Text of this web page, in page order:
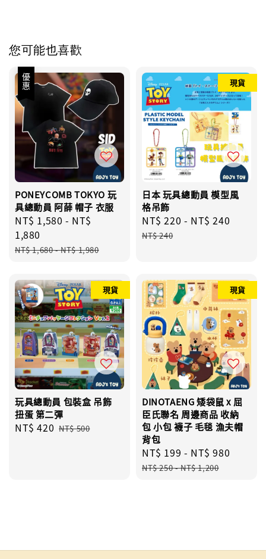
您可能也喜歡
優惠
PONEYCOMB TOKYO 玩
具總動員 阿薛 帽子 衣服
Sale
price
NT$ 1,580 - NT$
1,880
Regular
NT$ 1,680-NT$ 1,980
現貨
日本 玩具總動員 模型風
格吊飾
Sale
price
NT$ 220 - NT$ 240
NT$ 240
現貨
玩具總動員 包裝盒 吊飾
扭蛋 第二彈
Sale
NT$ 420 Regular
NT$ 500
現貨
DINOTAENG 矮袋鼠 x 屈
臣氏聯名 周邊商品 收納
包 小包 襪子 毛毯 漁夫帽
背包
Sale
price
NT$ 199 - NT$ 980
NT$ 250-NT$ 1,200